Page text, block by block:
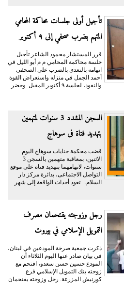
تأجيل أولى جلسات محاكمة المحامي
المتهم بضرب صحفي إلى ٩ أكتوبر
قرر المستشار محمود الشاعر تأجيل
جلسة محاكمة المحامي م م أبو الليل في
اتهامه بالتعدي بالضرب على الصحفي
أحمد الجمل في منزله واستعراض القوة
والنفوذ، لجلسة ٩ أكتوبر المقبل. وحضر
السجن المشدد 3 سنوات لمتهمين
بتهديد فتاة فى سوهاج
قضت محكمة جنايات سوهاج اليوم
الاثنين، بمعاقبة متهمين بالسجن 3
سنوات، لاتهامهما بتهديد فتاة على موقع
التواصل الاجتماعى، بدائرة مركز دار
السلام. تعود أحداث الواقعة إلى شهر
رجل وزوجته يقتحمان مصرف
التمويل الإسلامي في بيروت
ذكرت جمعية صرخة المودعين في لبنان،
في بيان صادر عنها اليوم الثلاثاء أن
المودع حسين حسن سعدو، اقتحم مع
زوجته بنك التمويل الإسلامي فرع
كورنيش المزرعة. رجل وزوجته يقتحمان